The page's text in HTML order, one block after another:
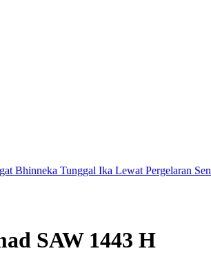
Ika Lewat Pergelaran Seni Budaya
SAW 1443 H